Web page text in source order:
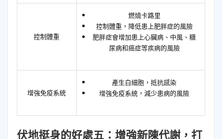
控制體重
燃燒卡路里
控制體重，降低患上肥胖症的風險
肥胖症會增加患上心臟病、中風、糖
尿病和癌症等疾病的風險
增強免疫系統
產生白細胞，抵抗感染
增強免疫系統，減少患病的風險
伏地挺身的好處五：增強新陳代謝，打